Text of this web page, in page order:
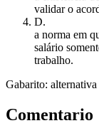
validar o
D.
a norma em
salário
trabalho.
Gabarito: alternativa
Comentario